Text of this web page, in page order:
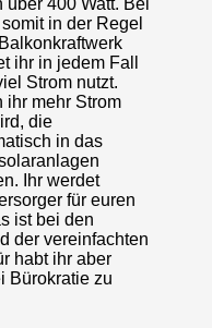
in der Regel
ihr in jedem Fall
Strom nutzt.
ihr mehr Strom
die
in das
Ihr werdet
für euren
ist bei den
der vereinfachten
habt ihr aber
Bürokratie zu